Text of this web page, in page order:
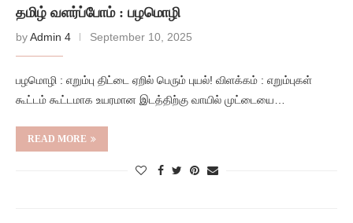
தமிழ் வளர்ப்போம் : பழமொழி
byAdmin 4 September 10, 2025
பழமொழி : எறும்பு திட்டை ஏறில் பெரும் புயல்! விளக்கம் : எறும்புகள்
கூட்டம் கூட்டமாக உயரமான இடத்திற்கு வாயில் முட்டையை…
READ MORE